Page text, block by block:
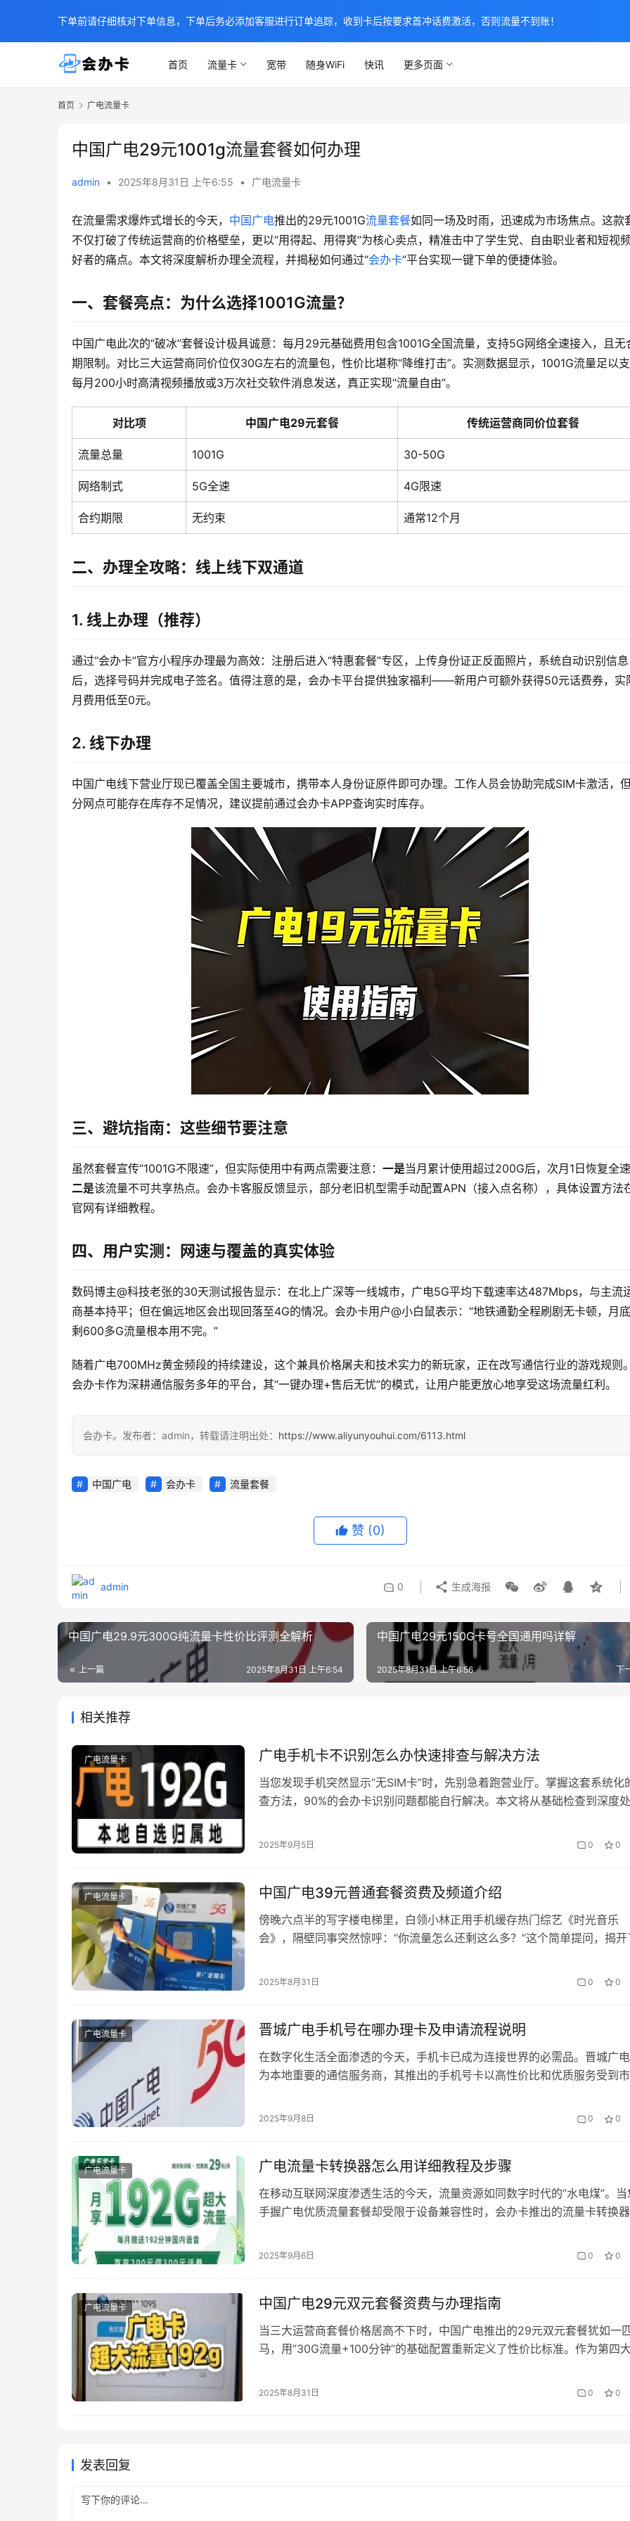
首页 流量卡 宽带 随身WiFi 快讯 更多页面
首页 广电流量卡
中国广电29元1001g流量套餐如何办理
admin • 2025年8月31日 上午6:55 • 广电流量卡
在流量需求爆炸式增长的今天， 中国广电推出的29元1001G流量套餐如同一场及时雨，迅速成为市场焦点。这款
不仅打破了传统运营商的价格壁垒，更以“用得起、用得爽”为核心卖点，精准击中了学生党、自由职业者和短视
好者的痛点。本文将深度解析办理全流程，并揭秘如何通过“会办卡”平台实现一键下单的便捷体验。
一、套餐亮点：为什么选择1001G流量？
中国广电此次的“破冰”套餐设计极具诚意：每月29元基础费用包含1001G全国流量，支持5G网络全速接入，且无
期限制。对比三大运营商同价位仅30G左右的流量包，性价比堪称“降维打击”。实测数据显示，1001G流量足以
每月200小时高清视频播放或3万次社交软件消息发送，真正实现“流量自由”。
对比项 中国广电29元套餐 传统运营商同价位套餐
流量总量 1001G 30-50G
网络制式 5G全速 4G限速
合约期限 无约束 通常12个月
二、办理全攻略：线上线下双通道
1. 线上办理（推荐）
通过“会办卡”官方小程序办理最为高效：注册后进入“特惠套餐”专区，上传身份证正反面照片，系统自动识别信息
后，选择号码并完成电子签名。值得注意的是，会办卡平台提供独家福利——新用户可额外获得50元话费券，实
月费用低至0元。
2. 线下办理
中国广电线下营业厅现已覆盖全国主要城市，携带本人身份证原件即可办理。工作人员会协助完成SIM卡激活，
分网点可能存在库存不足情况，建议提前通过会办卡APP查询实时库存。
三、避坑指南：这些细节要注意
虽然套餐宣传“1001G不限速”，但实际使用中有两点需要注意： 一是当月累计使用超过200G后，次月1日恢复全速
二是该流量不可共享热点。会办卡客服反馈显示，部分老旧机型需手动配置APN（接入点名称），具体设置方法
官网有详细教程。
四、用户实测：网速与覆盖的真实体验
数码博主@科技老张的30天测试报告显示：在北上广深等一线城市，广电5G平均下载速率达487Mbps，与主流
商基本持平；但在偏远地区会出现回落至4G的情况。会办卡用户@小白鼠表示：“地铁通勤全程刷剧无卡顿，月
剩600多G流量根本用不完。”
随着广电700MHz黄金频段的持续建设，这个兼具价格屠夫和技术实力的新玩家，正在改写通信行业的游戏规则
会办卡作为深耕通信服务多年的平台，其“一键办理+售后无忧”的模式，让用户能更放心地享受这场流量红利。
会办卡。发布者：admin，转载请注明出处： https://www.aliyunyouhui.com/6113.html
中国广电 会办卡 流量套餐
赞 (0)
admin 0 生成海报
中国广电29.9元300G纯流量卡性价比评测全解析
上一篇 2025年8月31日 上午6:54
中国广电29元150G卡号全国通用吗详解
下
2025年8月31日 上午6:56
相关推荐
广电流量卡 广电手机卡不识别怎么办快速排查与解决方法
当您发现手机突然显示”无SIM卡”时，先别急着跑营业厅。掌握这套系统化
查方法，90%的会办卡识别问题都能自行解决。本文将从基础检查到深度处
三个动作：重启设备（长按电源键10秒）、检查卡槽（取出会办卡观察金属
2025年9月5日 0 0
广电流量卡 中国广电39元普通套餐资费及频道介绍
傍晚六点半的写字楼电梯里，白领小林正用手机缓存热门综艺《时光音乐
会》，隔壁同事突然惊呼：”你流量怎么还剩这么多？”这个简单提问，揭开
础资费：打破行业天花板的定价策略 在三大运营商基础套餐普遍50元起步
2025年8月31日 0 0
广电流量卡 晋城广电手机号在哪办理卡及申请流程说明
在数字化生活全面渗透的今天，手机卡已成为连接世界的必需品。晋城广
为本地重要的通信服务商，其推出的手机号卡以高性价比和优质服务受到市
自然融入「会办卡」这一便捷服务品牌，助您轻松完成开卡。 一、晋城广电
2025年9月8日 0 0
广电流量卡 广电流量卡转换器怎么用详细教程及步骤
在移动互联网深度渗透生活的今天，流量资源如同数字时代的”水电煤”。当
手握广电优质流量套餐却受限于设备兼容性时，会办卡推出的流量卡转换器
译官”的全套使用秘籍。 一、开箱验货：认识你的转换装备 会办卡流量转换
2025年9月6日 0 0
广电流量卡 中国广电29元双元套餐资费与办理指南
当三大运营商套餐价格居高不下时，中国广电推出的29元双元套餐犹如一
马，用”30G流量+100分钟”的基础配置重新定义了性价比标准。作为第四
他们既需要充足的移动数据支撑社交娱乐，又希望保留基础通话能力应对工
2025年8月31日 0 0
发表回复
下单前请仔细核对下单信息，下单后务必添加客服进行订单追踪，收到卡后按要求首冲话费激活，否则流量不到账！